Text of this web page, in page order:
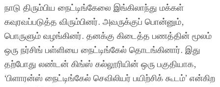
நாடு திரும்பிய நைட்டிங்கேலை இங்கிலாந்து மக்கள்
கவுரவப்படுத்த விரும்பினர். அவருக்குப் பொன்னும்,
பொருளும் வழங்கினர். தனக்கு கிடைத்த பணத்தின் மூலம்
ஒரு நர்சிங் பள்ளியை நைட்டிங்கேல் தொடங்கினார். இது
தற்போது லண்டன் கிங்ஸ் கல்லூரியின் ஒரு பகுதியாக,
‘பிளாரன்ஸ் நைட்டிங்கேல் செவிலியர் பயிற்சிக் கூடம்’ என்கிற